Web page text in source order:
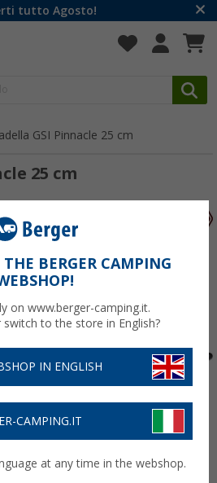
tutto Agosto!
GSI Pinnacle 25 cm
25 cm
BERGER CAMPING
on www.berger-camping.it.
to the store in English?
IN ENGLISH
CAMPING.IT
at any time in the webshop.